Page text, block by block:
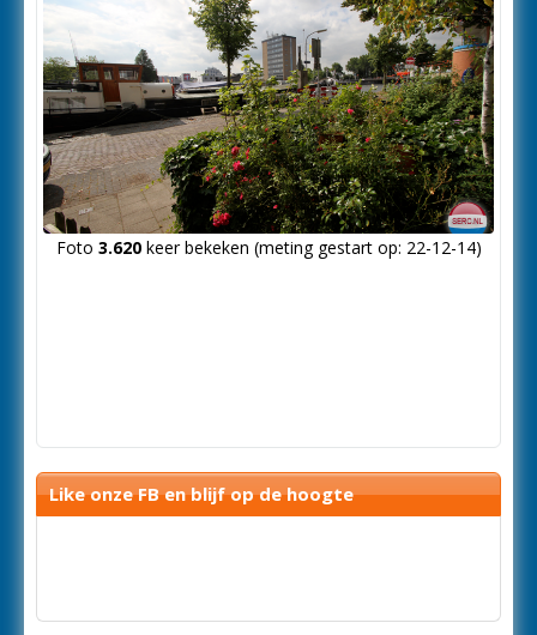
Foto 3.620keer bekeken (meting gestart op: 22-12-14)
Like onze FB en blijf op de hoogte